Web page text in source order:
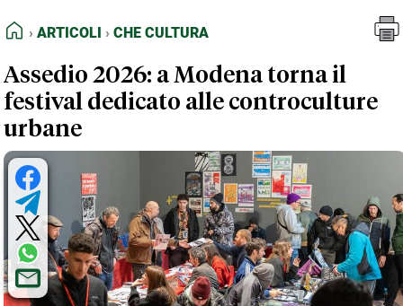
FEED RSS
NORMATIVE DEONTOLOGICHE
TERMINI e CONDIZIONI
Articoli
Che Cultura
HOME
ARTICOLI CHE CULTURA
Assedio 2026: a Modena torna il
festival dedicato alle controculture
urbane